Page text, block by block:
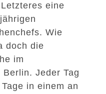
eine
Wie
doch die
im
Jeder Tag
in einem an